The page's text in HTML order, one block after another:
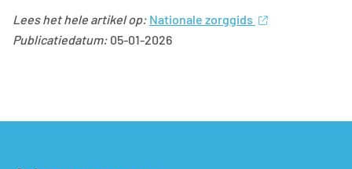
Lees het hele artikel op: Nationale zorggids
Publicatiedatum: 05-01-2026